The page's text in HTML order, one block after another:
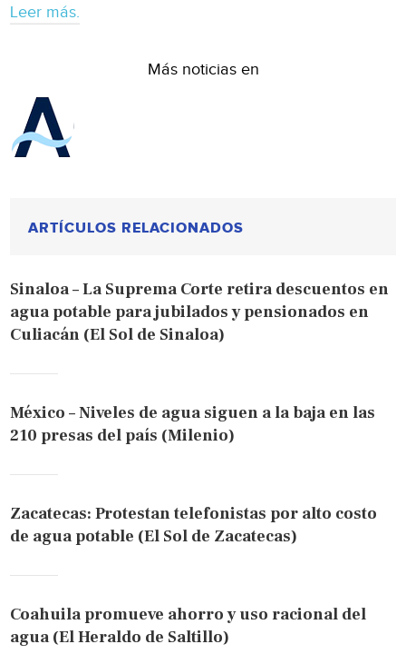
Leer más.
Más noticias en
ARTÍCULOS RELACIONADOS
Sinaloa – La Suprema Corte retira descuentos en
agua potable para jubilados y pensionados en
Culiacán (El Sol de Sinaloa)
México – Niveles de agua siguen a la baja en las
210 presas del país (Milenio)
Zacatecas: Protestan telefonistas por alto costo
de agua potable (El Sol de Zacatecas)
Coahuila promueve ahorro y uso racional del
agua (El Heraldo de Saltillo)